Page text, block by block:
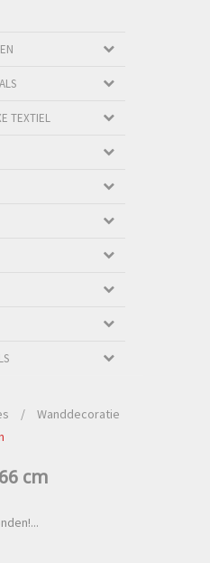
TEXTIEL
/
Wanddecoratie
cm